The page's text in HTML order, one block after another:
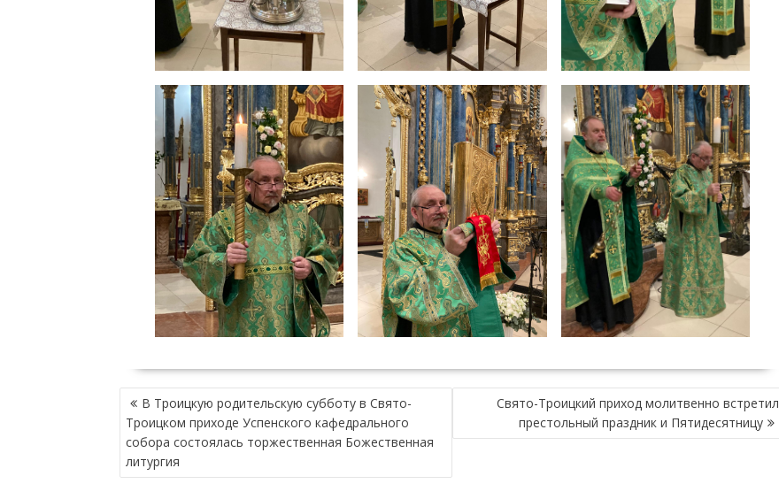
Н
А
В
И
Г
В Троицкую родительскую субботу в Свято-
Троицком приходе Успенского кафедрального
собора состоялась торжественная Божественная
литургия
Свято-Троицкий приход молитвенно встретил
престольный праздник и Пятидесятницу